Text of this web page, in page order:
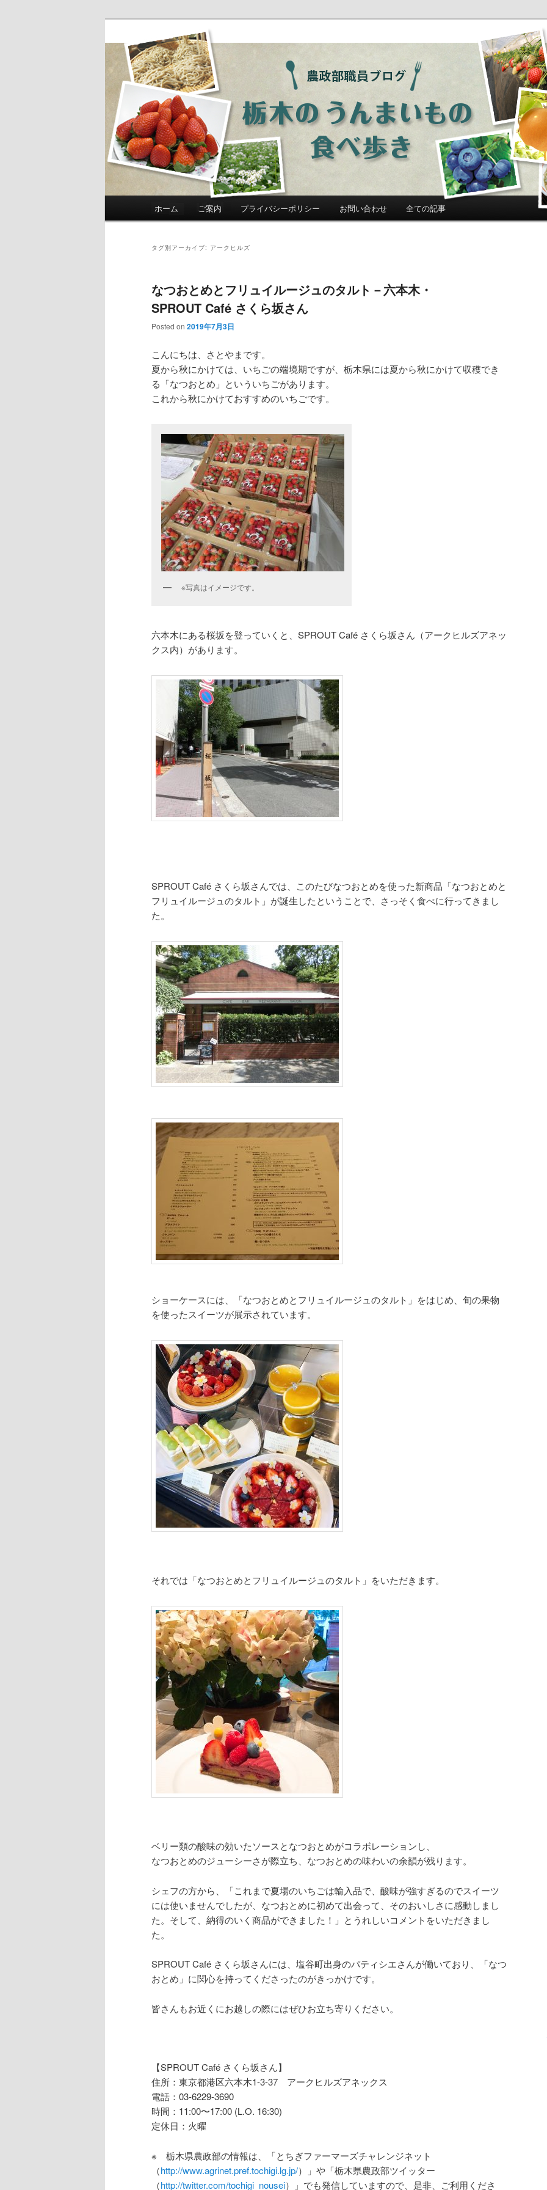
農政部職員ブログ「栃木のうんまいもの食べ歩
き」
メインコンテンツへ移動
サブコンテンツへ移動
ホーム ご案内 プライバシーポリシー お問い合わせ 全ての記事
タグ別アーカイブ: アークヒルズ
なつおとめとフリュイルージュのタルト－六本木・
SPROUT Café さくら坂さん
Posted on 2019年7月3日
こんにちは、さとやまです。
夏から秋にかけては、いちごの端境期ですが、栃木県には夏から秋にかけて収穫でき
る「なつおとめ」といういちごがあります。
これから秋にかけておすすめのいちごです。
※写真はイメージです。
六本木にある桜坂を登っていくと、SPROUT Café さくら坂さん（アークヒルズアネッ
クス内）があります。
SPROUT Café さくら坂さんでは、このたびなつおとめを使った新商品「なつおとめと
フリュイルージュのタルト」が誕生したということで、さっそく食べに行ってきまし
た。
ショーケースには、「なつおとめとフリュイルージュのタルト」をはじめ、旬の果物
を使ったスイーツが展示されています。
それでは「なつおとめとフリュイルージュのタルト」をいただきます。
ベリー類の酸味の効いたソースとなつおとめがコラボレーションし、
なつおとめのジューシーさが際立ち、なつおとめの味わいの余韻が残ります。
シェフの方から、「これまで夏場のいちごは輸入品で、酸味が強すぎるのでスイーツ
には使いませんでしたが、なつおとめに初めて出会って、そのおいしさに感動しまし
た。そして、納得のいく商品ができました！」とうれしいコメントをいただきまし
た。
SPROUT Café さくら坂さんには、塩谷町出身のパティシエさんが働いており、「なつ
おとめ」に関心を持ってくださったのがきっかけです。
皆さんもお近くにお越しの際にはぜひお立ち寄りください。
【SPROUT Café さくら坂さん】
住所：東京都港区六本木1-3-37 アークヒルズアネックス
電話：03-6229-3690
時間：11:00〜17:00 (L.O. 16:30)
定休日：火曜
※ 栃木県農政部の情報は、「とちぎファーマーズチャレンジネット
（http://www.agrinet.pref.tochigi.lg.jp/）」や「栃木県農政部ツイッター
（http://twitter.com/tochigi_nousei）」でも発信していますので、是非、ご利用くださ